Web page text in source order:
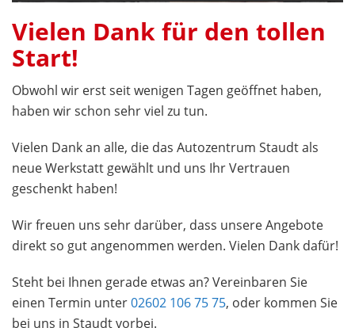
Vielen Dank für den tollen
Start!
Obwohl wir erst seit wenigen Tagen geöffnet haben,
haben wir schon sehr viel zu tun.
Vielen Dank an alle, die das Autozentrum Staudt als
neue Werkstatt gewählt und uns Ihr Vertrauen
geschenkt haben!
Wir freuen uns sehr darüber, dass unsere Angebote
direkt so gut angenommen werden. Vielen Dank dafür!
Steht bei Ihnen gerade etwas an? Vereinbaren Sie
einen Termin unter02602 106 75 75, oder kommen Sie
bei uns in Staudt vorbei.